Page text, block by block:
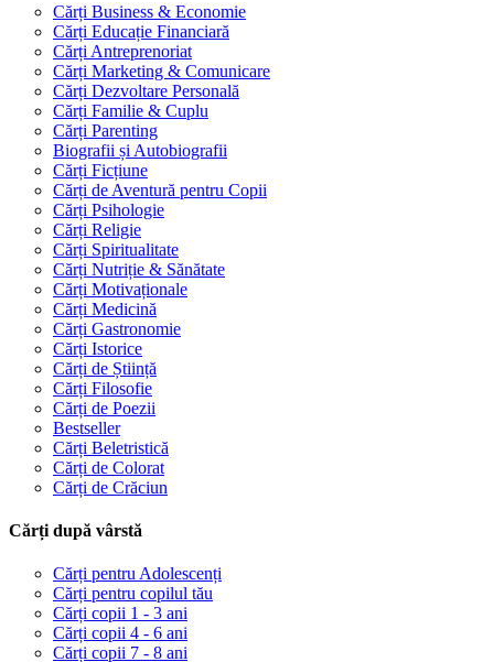
Cărți Business & Economie
Cărți Educație Financiară
Cărți Antreprenoriat
Cărți Marketing & Comunicare
Cărți Dezvoltare Personală
Cărți Familie & Cuplu
Cărți Parenting
Biografii și Autobiografii
Cărți Ficțiune
Cărți de Aventură pentru Copii
Cărți Psihologie
Cărți Religie
Cărți Spiritualitate
Cărți Nutriție & Sănătate
Cărți Motivaționale
Cărți Medicină
Cărți Gastronomie
Cărți Istorice
Cărți de Știință
Cărți Filosofie
Cărți de Poezii
Bestseller
Cărți Beletristică
Cărți de Colorat
Cărți de Crăciun
Cărți după vârstă
Cărți pentru Adolescenți
Cărți pentru copilul tău
Cărți copii 1 - 3 ani
Cărți copii 4 - 6 ani
Cărți copii 7 - 8 ani